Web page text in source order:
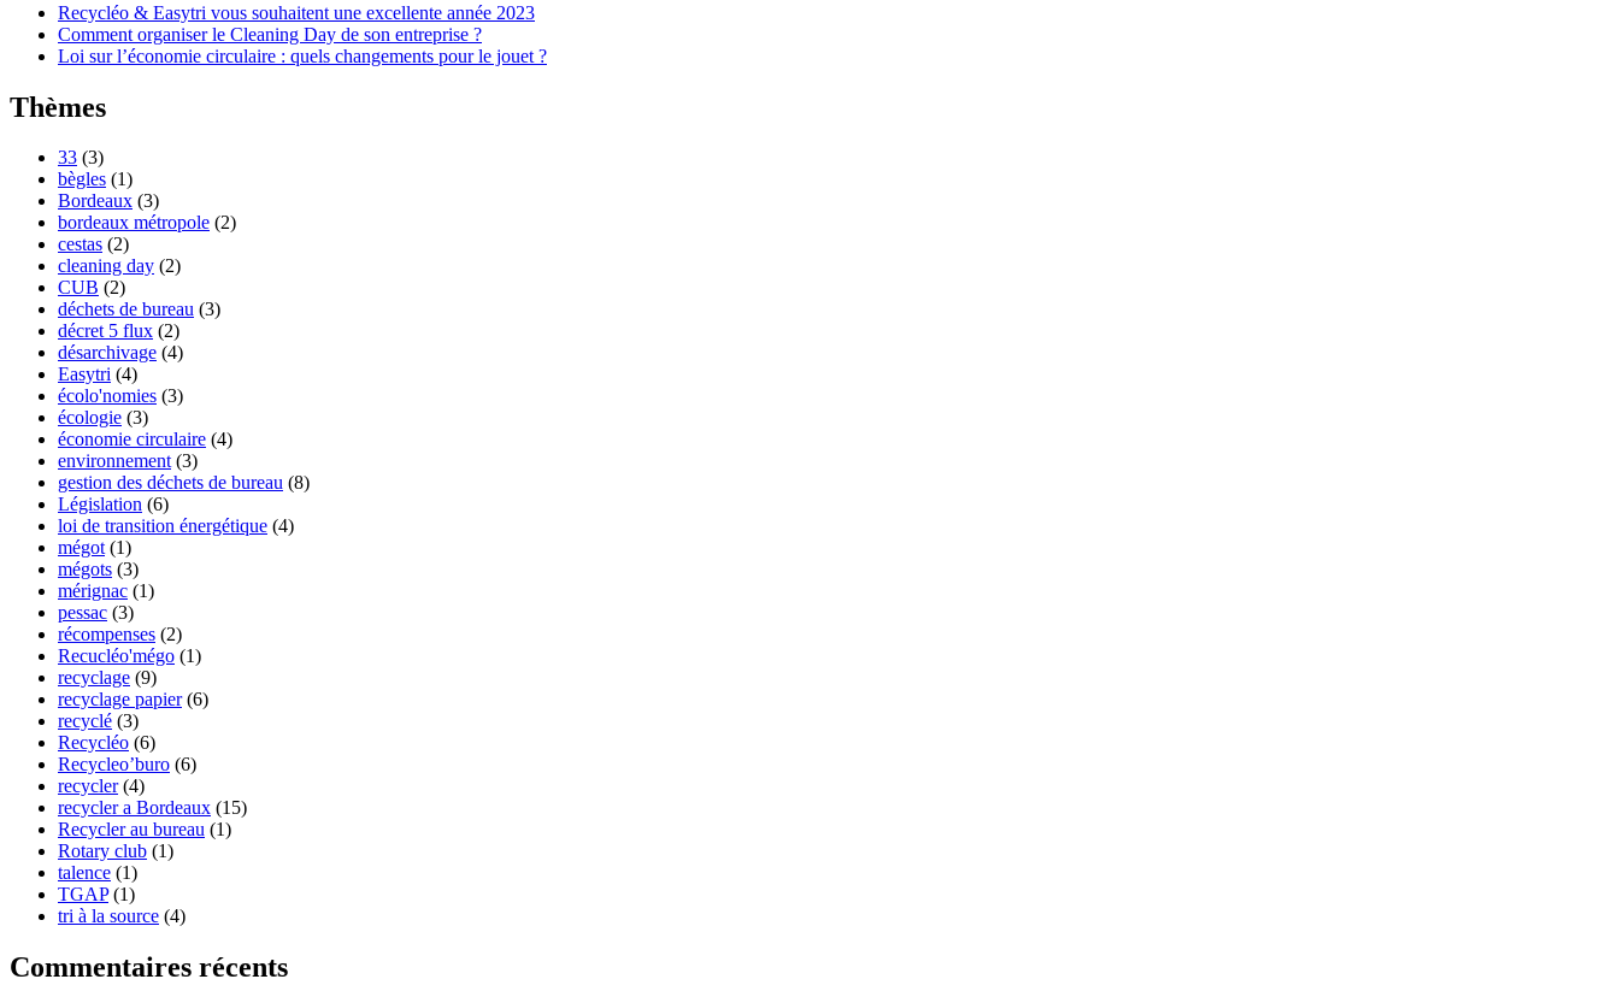
Recycléo & Easytri vous souhaitent une excellente année 2023
Comment organiser le Cleaning Day de son entreprise ?
Loi sur l’économie circulaire : quels changements pour le jouet ?
Thèmes
33 (3)
bègles (1)
Bordeaux (3)
bordeaux métropole (2)
cestas (2)
cleaning day (2)
CUB (2)
déchets de bureau (3)
décret 5 flux (2)
désarchivage (4)
Easytri (4)
écolo'nomies (3)
écologie (3)
économie circulaire (4)
environnement(3)
gestion des déchets de bureau (8)
Législation (6)
loi de transition énergétique (4)
mégot(1)
mégots (3)
mérignac (1)
pessac (3)
récompenses (2)
Recucléo'mégo (1)
recyclage (9)
recyclage papier(6)
recyclé (3)
Recycléo (6)
Recycleo’buro (6)
recycler(4)
recycler a Bordeaux (15)
Recycler au bureau (1)
Rotary club (1)
talence (1)
TGAP(1)
tri à la source (4)
Commentaires récents